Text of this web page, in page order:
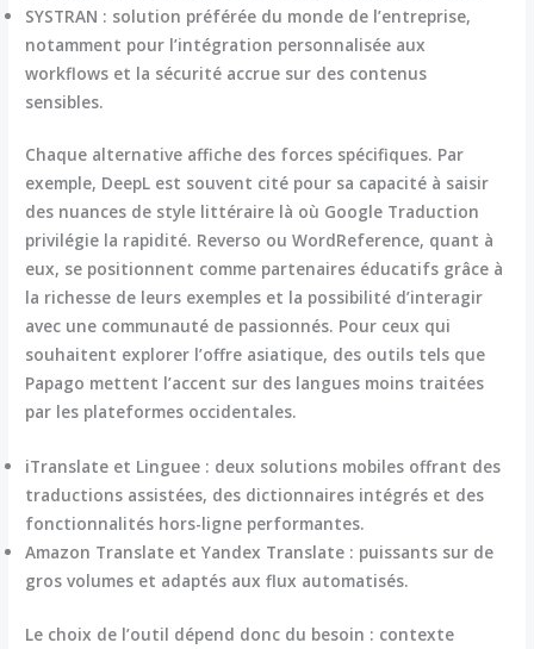
SYSTRAN : solution préférée du monde de l’entreprise,
notamment pour l’intégration personnalisée aux
workflows et la sécurité accrue sur des contenus
sensibles.
Chaque alternative affiche des forces spécifiques. Par
exemple, DeepL est souvent cité pour sa capacité à saisir
des nuances de style littéraire là où Google Traduction
privilégie la rapidité. Reverso ou WordReference, quant à
eux, se positionnent comme partenaires éducatifs grâce à
la richesse de leurs exemples et la possibilité d’interagir
avec une communauté de passionnés. Pour ceux qui
souhaitent explorer l’offre asiatique, des outils tels que
Papago mettent l’accent sur des langues moins traitées
par les plateformes occidentales.
iTranslate et Linguee : deux solutions mobiles offrant des
traductions assistées, des dictionnaires intégrés et des
fonctionnalités hors-ligne performantes.
Amazon Translate et Yandex Translate : puissants sur de
gros volumes et adaptés aux flux automatisés.
Le choix de l’outil dépend donc du besoin : contexte